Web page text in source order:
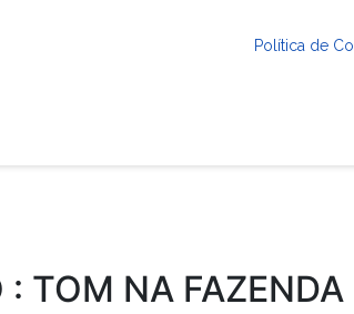
Política de
: TOM NA FAZENDA